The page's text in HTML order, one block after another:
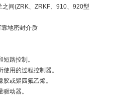
间(ZRK、ZRKF、910、920型
地密封介质
路控制。
用的过程控制器。
或聚四氟乙烯。
动器。